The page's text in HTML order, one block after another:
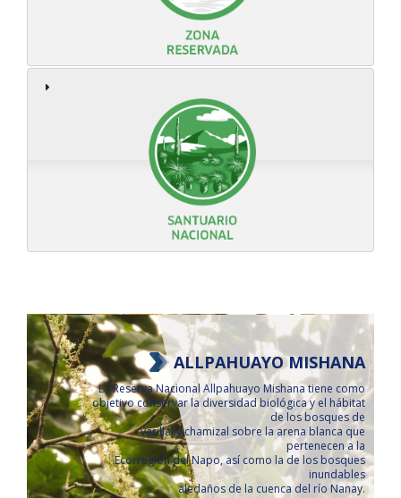
ALLPAHUAYO MISHANA
La Reserva Nacional Allpahuayo Mishana tiene como
objetivo conservar la diversidad biológica y el hábitat
de los bosques de
varillal y chamizal sobre la arena blanca que
pertenecen a la
Ecorregión del Napo, así como la de los bosques
inundables
aledaños de la cuenca del río Nanay.